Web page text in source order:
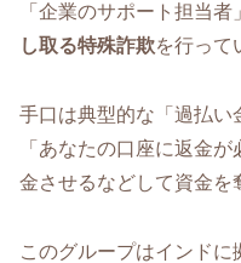
「企業のサポート担当者
し取る特殊詐欺を行って
手口は典型的な「過払い
「あなたの口座に返金
金させるなどして資金を
このグループはインド